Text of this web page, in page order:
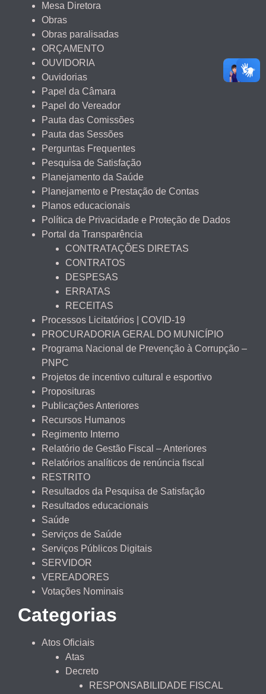
Mesa Diretora
Obras
Obras paralisadas
ORÇAMENTO
OUVIDORIA
Ouvidorias
Papel da Câmara
Papel do Vereador
Pauta das Comissões
Pauta das Sessões
Perguntas Frequentes
Pesquisa de Satisfação
Planejamento da Saúde
Planejamento e Prestação de Contas
Planos educacionais
Política de Privacidade e Proteção de Dados
Portal da Transparência
CONTRATAÇÕES DIRETAS
CONTRATOS
DESPESAS
ERRATAS
RECEITAS
Processos Licitatórios | COVID-19
PROCURADORIA GERAL DO MUNICÍPIO
Programa Nacional de Prevenção à Corrupção –
PNPC
Projetos de incentivo cultural e esportivo
Proposituras
Publicações Anteriores
Recursos Humanos
Regimento Interno
Relatório de Gestão Fiscal – Anteriores
Relatórios analíticos de renúncia fiscal
RESTRITO
Resultados da Pesquisa de Satisfação
Resultados educacionais
Saúde
Serviços de Saúde
Serviços Públicos Digitais
SERVIDOR
VEREADORES
Votações Nominais
Categorias
Atos Oficiais
Atas
Decreto
RESPONSABILIDADE FISCAL